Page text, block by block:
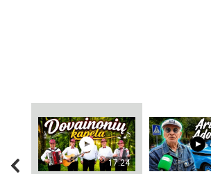
17:24